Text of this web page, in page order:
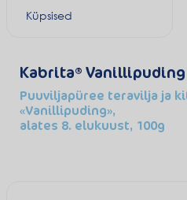
Küpsised
Kabrita Vanillipuding
Puuviljapüree teravilja ja
«Vanillipuding»,
alates 8. elukuust, 100g